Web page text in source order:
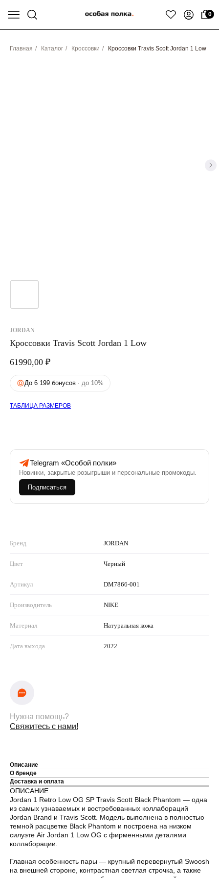
0
Главная / Каталог / Кроссовки / Кроссовки Travis Scott Jordan 1 Low
Кроссовки Travis Scott Jordan 1 Low
JORDAN
61990,00 ₽
До 6 199 бонусов · до 10%
ТАБЛИЦА РАЗМЕРОВ
Telegram «Особой полки»
Новинки, закрытые розыгрыши и персональные промокоды.
Подписаться
Бренд JORDAN
Цвет Черный
Артикул DM7866-001
Производитель NIKE
Материал Натуральная кожа
Дата выхода 2022
Нужна помощь?
Свяжитесь с нами!
Описание
О бренде
Доставка и оплата
ОПИСАНИЕ
Jordan 1 Retro Low OG SP Travis Scott Black Phantom — одна
из самых узнаваемых и востребованных коллабораций
Jordan Brand и Travis Scott. Модель выполнена в полностью
темной расцветке Black Phantom и построена на низком
силуэте Air Jordan 1 Low OG с фирменными деталями
коллаборации.
Главная особенность пары — крупный перевернутый Swoosh
на внешней стороне, контрастная светлая строчка, а также